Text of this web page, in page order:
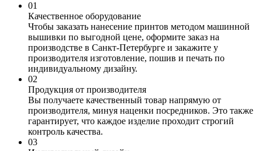
01
Качественное оборудование
Чтобы заказать нанесение принтов методом машинной
вышивки по выгодной цене, оформите заказ на
производстве в Санкт-Петербурге и закажите у
производителя изготовление, пошив и печать по
индивидуальному дизайну.
02
Продукция от производителя
Вы получаете качественный товар напрямую от
производителя, минуя наценки посредников. Это также
гарантирует, что каждое изделие проходит строгий
контроль качества.
03